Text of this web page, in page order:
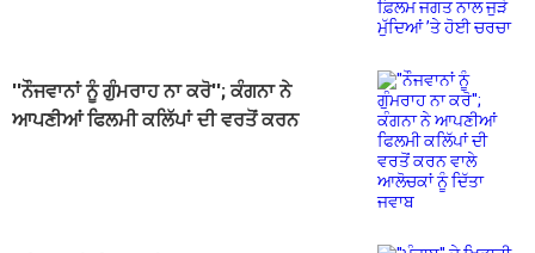
''ਨੌਜਵਾਨਾਂ ਨੂੰ ਗੁੰਮਰਾਹ ਨਾ ਕਰੋ''; ਕੰਗਨਾ ਨੇ
ਆਪਣੀਆਂ ਫਿਲਮੀ ਕਲਿੱਪਾਂ ਦੀ ਵਰਤੋਂ ਕਰਨ